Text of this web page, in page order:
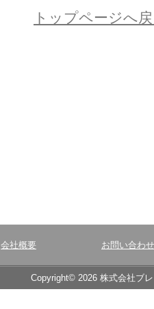
トップページへ
会社概要 お問い合わせ
Copyright© 2026 株式会社ブ